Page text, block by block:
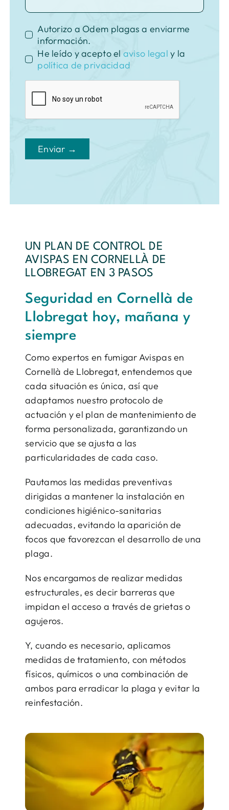
Autorizo a Odem plagas a enviarme
información.
He leído y acepto el aviso legal y la
política de privacidad
Enviar →
UN PLAN DE CONTROL DE
AVISPAS EN CORNELLÀ DE
LLOBREGAT EN 3 PASOS
Seguridad en Cornellà de
Llobregat hoy, mañana y
siempre
Como expertos en fumigar Avispas en
Cornellà de Llobregat, entendemos que
cada situación es única, así que
adaptamos nuestro protocolo de
actuación y el plan de mantenimiento de
forma personalizada, garantizando un
servicio que se ajusta a las
particularidades de cada caso.
Pautamos las medidas preventivas
dirigidas a mantener la instalación en
condiciones higiénico-sanitarias
adecuadas, evitando la aparición de
focos que favorezcan el desarrollo de una
plaga.
Nos encargamos de realizar medidas
estructurales, es decir barreras que
impidan el acceso a través de grietas o
agujeros.
Y, cuando es necesario, aplicamos
medidas de tratamiento, con métodos
físicos, químicos o una combinación de
ambos para erradicar la plaga y evitar la
reinfestación.